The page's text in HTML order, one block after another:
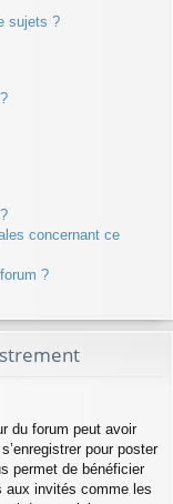
sujets ?
concernant ce
?
du forum peut avoir
pour poster
permet de bénéficier
aux invités comme les